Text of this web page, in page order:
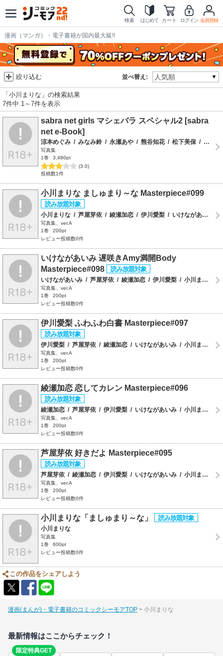
検索 はじめて カート ログイン 会員登録
漫画（マンガ）・電子書籍が国内最大級!!
並べ替え:
絞り込む
「小川まりな」の検索結果
7件中 1～7件を表示
sabra net girls マシェバラ スペシャル2 [sabra
net e-Book]
涼本めぐみ / みなみ鈴 / 永瀬あや / 熊谷知花 / 松下美保 /
写真集
1巻
3,480pt
(3.0)
投稿数1件
小川まりな ましゅまり～な Masterpiece#099
小川まりな / 芦屋芽依 / 綾瀬加恋 / 伊川愛梨 / いけながあいみ /
写真集、ver.A
1巻
200pt
レビュー投稿数0件
いけながあいみ 遅咲きAmy満開Body
Masterpiece#098
いけながあいみ / 芦屋芽依 / 綾瀬加恋 / 伊川愛梨 / 小川まりな /
写真集、ver.A
1巻
200pt
レビュー投稿数0件
伊川愛梨 ふわふわ白書 Masterpiece#097
伊川愛梨 / 芦屋芽依 / 綾瀬加恋 / いけながあいみ / 小川まりな /
写真集、ver.A
1巻
200pt
レビュー投稿数0件
綾瀬加恋 恋してカレン Masterpiece#096
綾瀬加恋 / 芦屋芽依 / 伊川愛梨 / いけながあいみ / 小川まりな /
写真集、ver.A
1巻
200pt
レビュー投稿数0件
芦屋芽依 好きだよ Masterpiece#095
芦屋芽依 / 綾瀬加恋 / 伊川愛梨 / いけながあいみ / 小川まりな /
写真集、ver.A
1巻
200pt
レビュー投稿数0件
小川まりな「ましゅまり～な」
小川まりな
写真集
1巻
600pt
レビュー投稿数0件
この作品をシェアしよう
漫画(まんが)・電子書籍のコミックシーモアTOP 小川まりな
最新情報はここからチェック！
限定特典GET